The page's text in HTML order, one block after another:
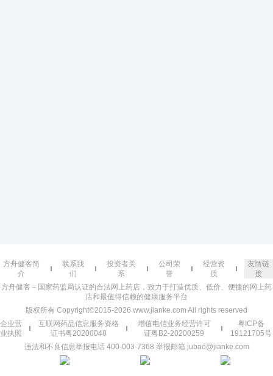
方舟健客简
介
联系我
们
投资者关
系
公司荣
誉
经营资
质
友情链
接
方舟健客－国家药监局认证的合法网上药店，致力于打造优质、低价、便捷的网上药
店和最值得信赖的健康服务平台
版权所有 Copyright©2015-2026 www.jianke.com All rights reserved
企业营
业执照
互联网药品信息服务资格
证书粤20200048
增值电信业务经营许可
证粤B2-20200259
粤ICP备
19121705号
违法和不良信息举报电话 400-003-7368 举报邮箱 jubao@jianke.com